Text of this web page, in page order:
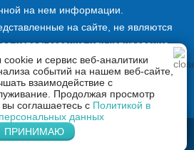
на нем информации.
на сайте, не являются
использование или копирование
лишь с разрешения
со ссылкой на источник: gorki-
в Горках Ленинских
и сервис веб-аналитики
событий на нашем веб-сайте,
взаимодействие с
Продолжая просмотр
соглашаетесь с Политикой в
данных
ПРИНИМАЮ
нам в Whatsapp